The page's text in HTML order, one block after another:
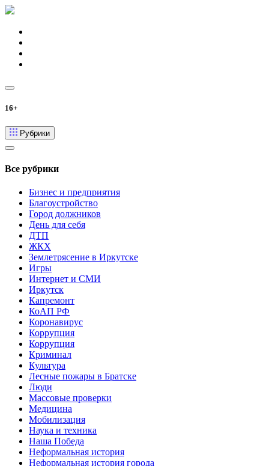
16+
Рубрики
Все рубрики
Бизнес и предприятия
Благоустройство
Город должников
День для себя
ДТП
ЖКХ
Землетрясение в Иркутске
Игры
Интернет и СМИ
Иркутск
Капремонт
КоАП РФ
Коронавирус
Коррупция
Коррупция
Криминал
Культура
Лесные пожары в Братске
Люди
Массовые проверки
Медицина
Мобилизация
Наука и техника
Наша Победа
Неформальная история
Неформальная история города